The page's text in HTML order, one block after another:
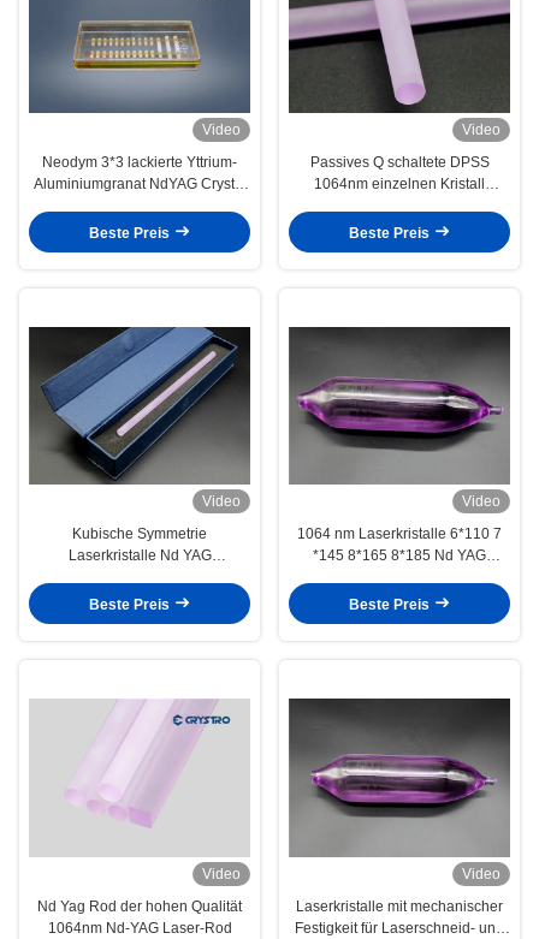
Video
Neodym 3*3 lackierte Yttrium-
Aluminiumgranat NdYAG Crystal
Beste Preis
Video
Passives Q schaltete DPSS
1064nm einzelnen Kristall
Beste Preis
Video
Kubische Symmetrie
Laserkristalle Nd YAG
Wärmeleitfähigkeit
Beste Preis
Video
1064 nm Laserkristalle 6*110 7
*145 8*165 8*185 Nd YAG
Beste Preis
Video
Nd Yag Rod der hohen Qualität
1064nm Nd-YAG Laser-Rod
Video
Laserkristalle mit mechanischer
Festigkeit für Laserschneid- und